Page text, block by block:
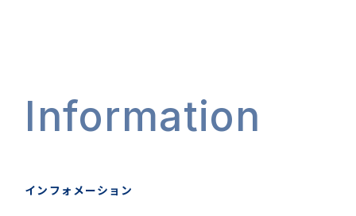
Information
インフォメーション